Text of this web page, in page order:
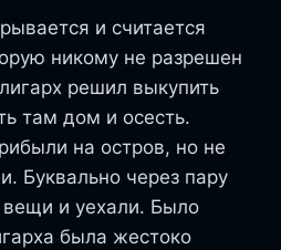
и считается
никому не разрешен
решил выкупить
там дом и осесть.
на остров, но не
Буквально через пару
вещи и уехали. Было
была жестоко